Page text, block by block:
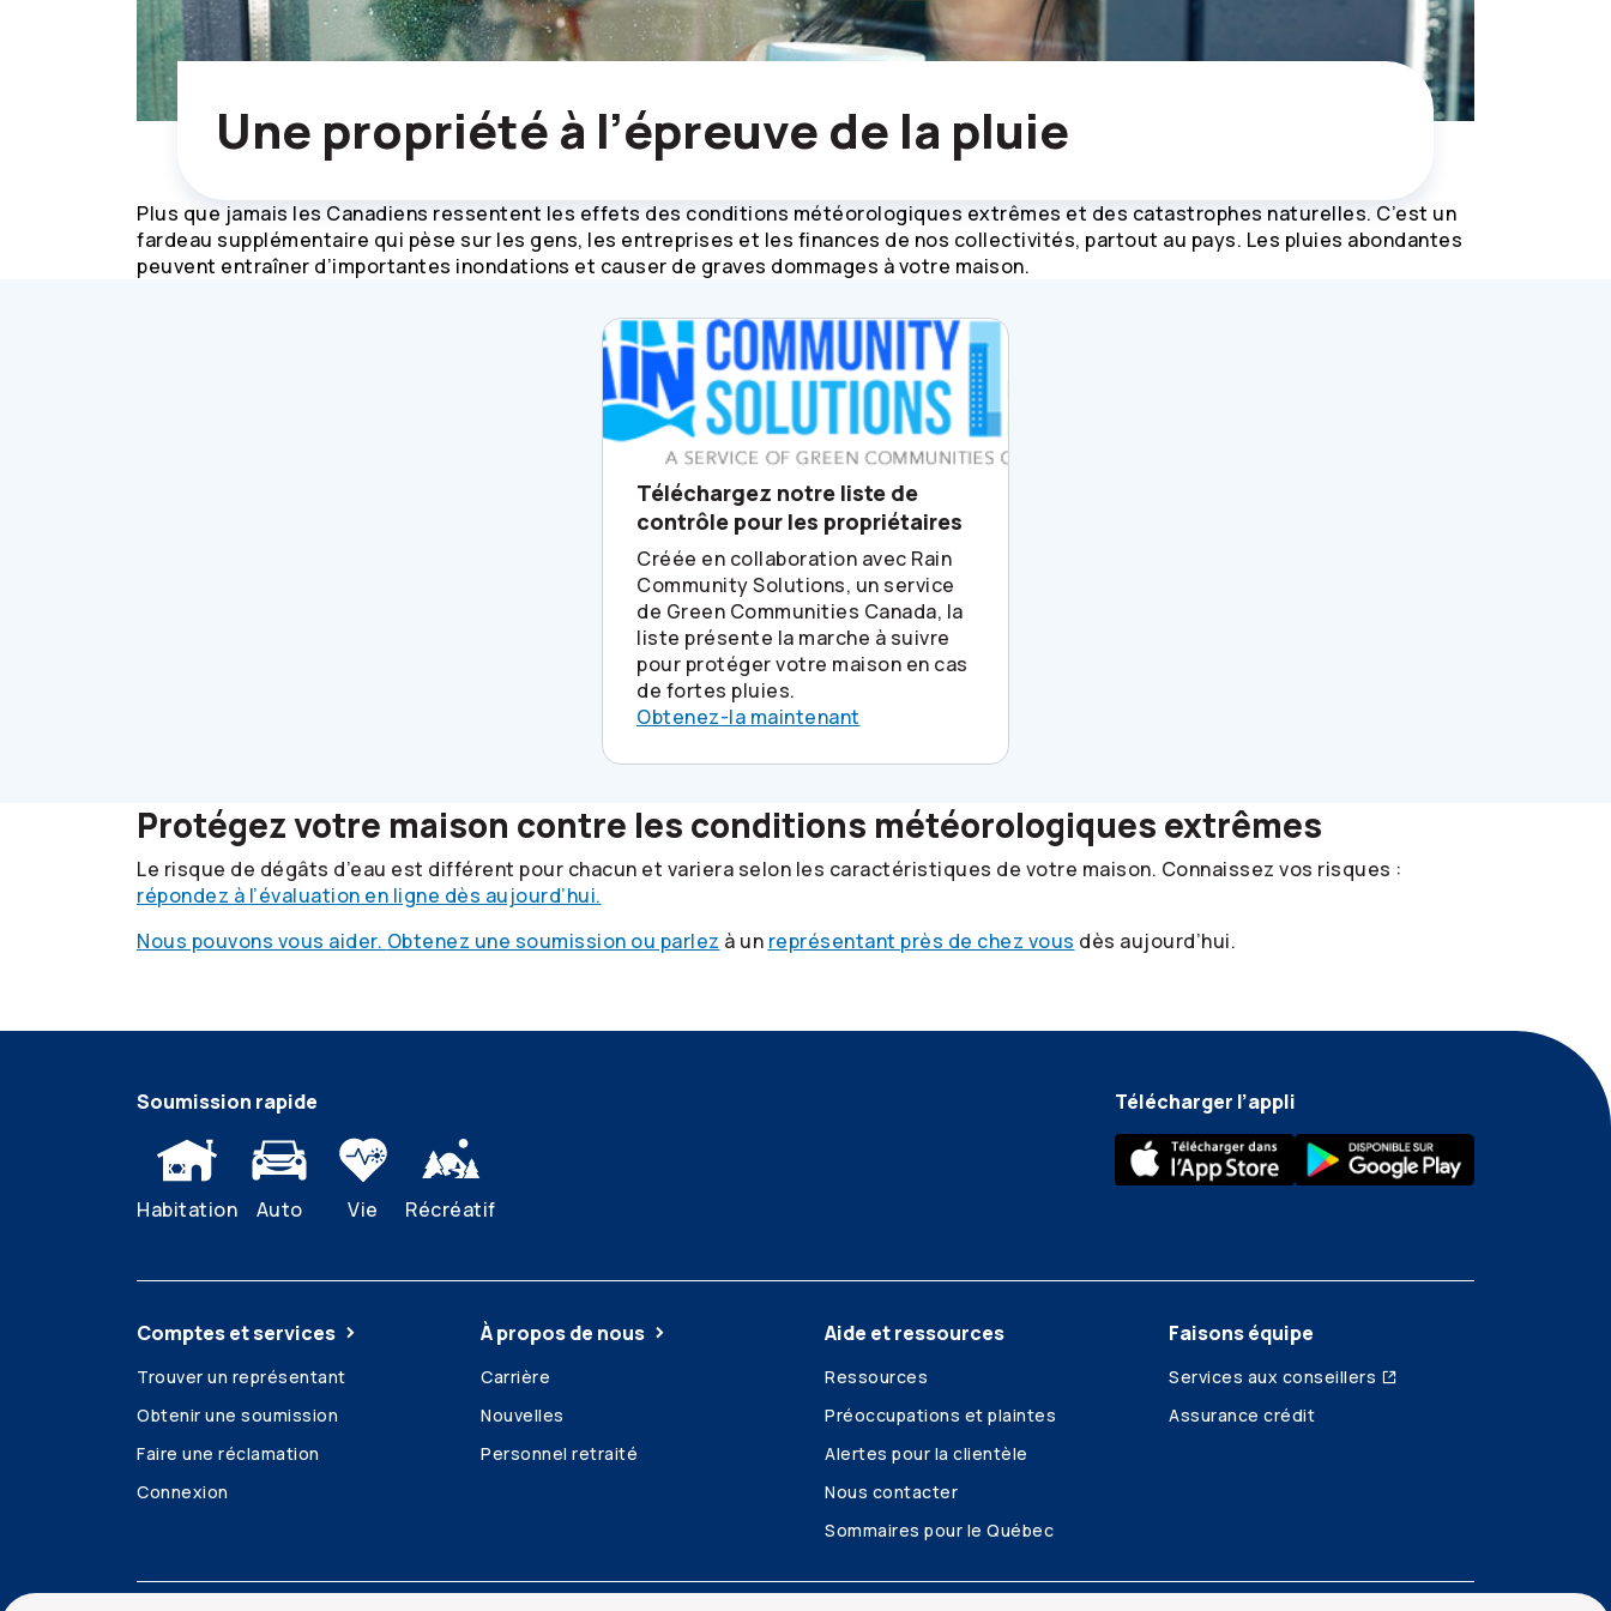
Une propriété à l’épreuve de la pluie
Plus que jamais les Canadiens ressentent les effets des conditions météorologiques extrêmes et des catastrophes naturelles. C’est un
fardeau supplémentaire qui pèse sur les gens, les entreprises et les finances de nos collectivités, partout au pays. Les pluies abondantes
peuvent entraîner d’importantes inondations et causer de graves dommages à votre maison.
Téléchargez notre liste de
contrôle pour les propriétaires
Créée en collaboration avec Rain
Community Solutions, un service
de Green Communities Canada, la
liste présente la marche à suivre
pour protéger votre maison en cas
de fortes pluies.
Obtenez-la maintenant
Protégez votre maison contre les conditions météorologiques extrêmes
Le risque de dégâts d’eau est différent pour chacun et variera selon les caractéristiques de votre maison. Connaissez vos risques :
répondez à l’évaluation en ligne dès aujourd’hui.
Nous pouvons vous aider. Obtenez une soumission ou parlez à un représentant près de chez vous dès aujourd’hui.
Soumission rapide
Habitation Auto Vie Récréatif
Télécharger l’appli
Comptes et services
Trouver un représentant
Obtenir une soumission
Faire une réclamation
Connexion
À propos de nous
Carrière
Nouvelles
Personnel retraité
Aide et ressources
Ressources
Préoccupations et plaintes
Alertes pour la clientèle
Nous contacter
Sommaires pour le Québec
Faisons équipe
Services aux conseillers
Assurance crédit